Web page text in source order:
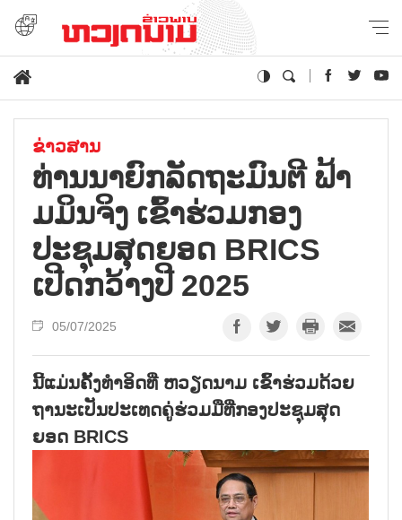
ຂ່າວສານ
ທ່ານນາຍົກລັດຖະມົນຕີ ຟ້າ
ມມິນຈິງ ເຂົ້າຮ່ວມກອງ
ປະຊຸມສຸດຍອດ BRICS
ເປີດກວ້າງປີ 2025
05/07/2025
ນີ້ແມ່ນຄັ້ງທຳອິດທີ່ ຫວຽດນາມ ເຂົ້າຮ່ວມດ້ວຍ
ຖານະເປັນປະເທດຄູ່ຮ່ວມມືທີ່ກອງປະຊຸມສຸດ
ຍອດ BRICS